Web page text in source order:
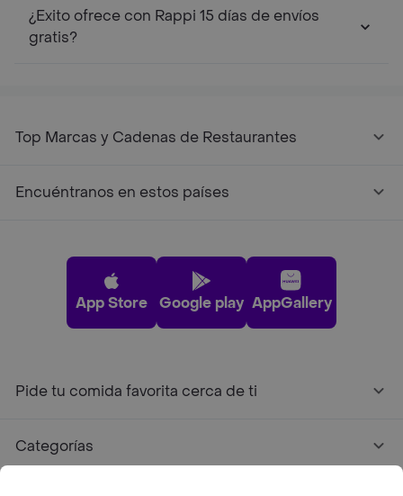
¿Exito ofrece con Rappi 15 días de envíos
gratis?
Top Marcas y Cadenas de Restaurantes
Encuéntranos en estos países
App Store Google play AppGallery
Pide tu comida favorita cerca de ti
Categorías